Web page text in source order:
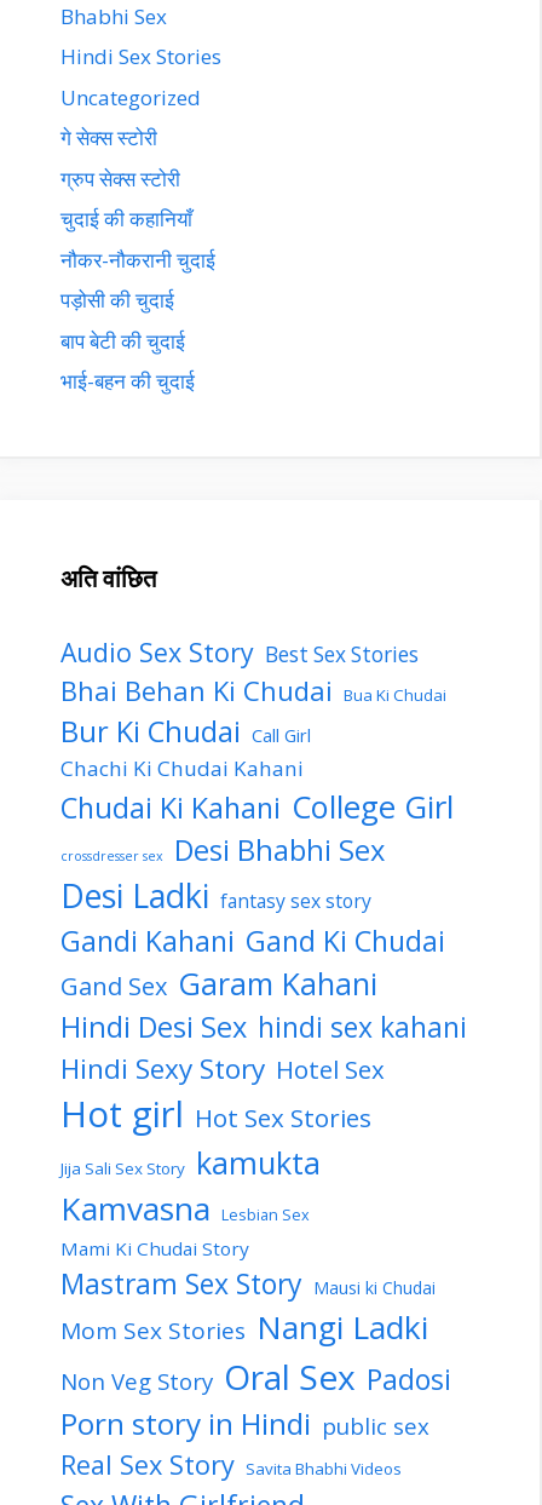
Bhabhi Sex
Hindi Sex Stories
Uncategorized
गे सेक्स स्टोरी
ग्रुप सेक्स स्टोरी
चुदाई की कहानियाँ
नौकर-नौकरानी चुदाई
पड़ोसी की चुदाई
बाप बेटी की चुदाई
भाई-बहन की चुदाई
अति वांछित
Audio Sex Story Best Sex Stories
Bhai Behan Ki Chudai Bua Ki Chudai
Bur Ki Chudai Call Girl
Chachi Ki Chudai Kahani
Chudai Ki Kahani College Girl
crossdresser sex Desi Bhabhi Sex
Desi Ladki fantasy sex story
Gandi Kahani Gand Ki Chudai
Gand Sex Garam Kahani
Hindi Desi Sex hindi sex kahani
Hindi Sexy Story Hotel Sex
Hot girl Hot Sex Stories
Jija Sali Sex Story kamukta
Kamvasna Lesbian Sex
Mami Ki Chudai Story
Mastram Sex Story Mausi ki Chudai
Mom Sex Stories Nangi Ladki
Non Veg Story Oral Sex Padosi
Porn story in Hindi public sex
Real Sex Story Savita Bhabhi Videos